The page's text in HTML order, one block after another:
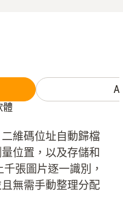
體
維碼位址自動歸檔
位置，以及存儲和
張圖片逐一識別，
無需手動整理分配